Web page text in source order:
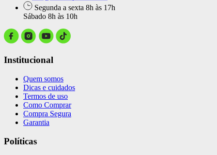
Segunda a sexta 8h às 17h
Sábado 8h às 10h
Institucional
Quem somos
Dicas e cuidados
Termos de uso
Como Comprar
Compra Segura
Garantia
Políticas